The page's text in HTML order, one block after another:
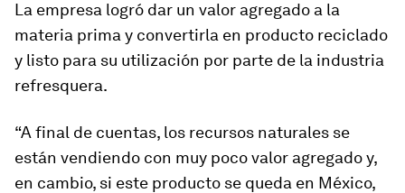
La empresa logró dar un valor agregado a la
materia prima y convertirla en producto reciclado
y listo para su utilización por parte de la industria
refresquera.
“A final de cuentas, los recursos naturales se
están vendiendo con muy poco valor agregado y,
en cambio, si este producto se queda en México,